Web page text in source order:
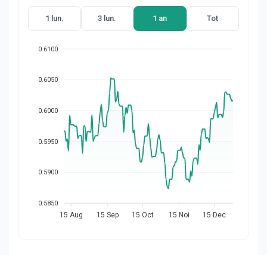
1 lun. 3 lun. 1 an Tot
0.6100
0.6050
0.6000
0.5950
0.5900
0.5850
15 Aug 15 Sep 15 Oct 15 Noi 15 Dec